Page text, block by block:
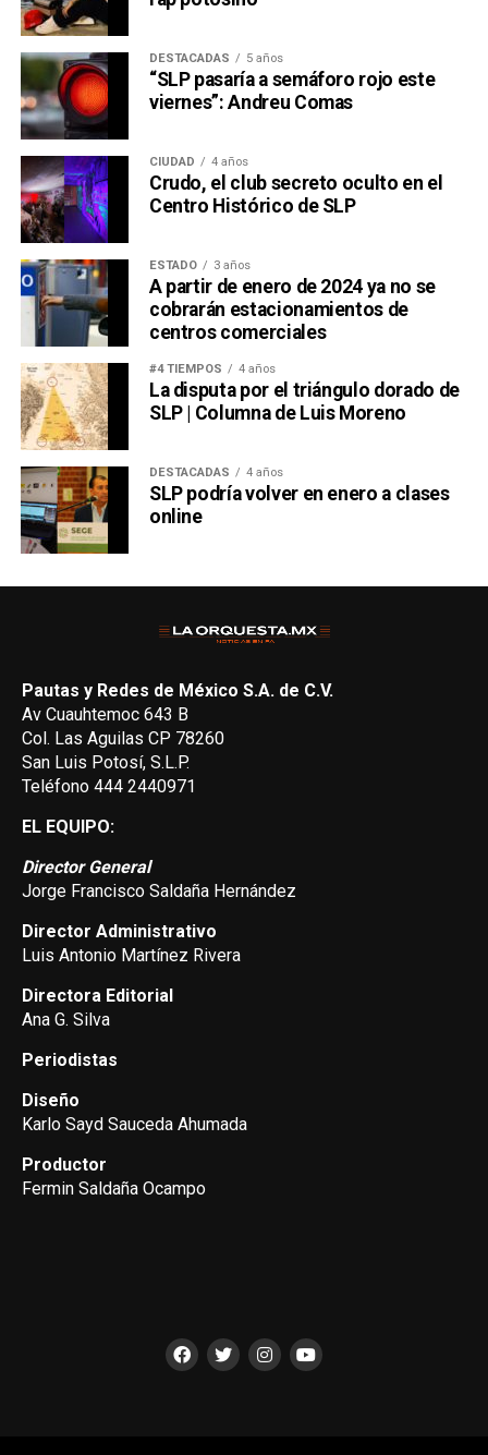
DESTACADAS 5 años
“SLP pasaría a semáforo rojo este
viernes”: Andreu Comas
CIUDAD 4 años
Crudo, el club secreto oculto en el
Centro Histórico de SLP
ESTADO 3 años
A partir de enero de 2024 ya no se
cobrarán estacionamientos de
centros comerciales
#4 TIEMPOS 4 años
La disputa por el triángulo dorado de
SLP | Columna de Luis Moreno
DESTACADAS 4 años
SLP podría volver en enero a clases
online
Pautas y Redes de México S.A. de C.V.
Av Cuauhtemoc 643 B
Col. Las Aguilas CP 78260
San Luis Potosí, S.L.P.
Teléfono 444 2440971
EL EQUIPO:
Director General
Jorge Francisco Saldaña Hernández
Director Administrativo
Luis Antonio Martínez Rivera
Directora Editorial
Ana G. Silva
Periodistas
Diseño
Karlo Sayd Sauceda Ahumada
Productor
Fermin Saldaña Ocampo